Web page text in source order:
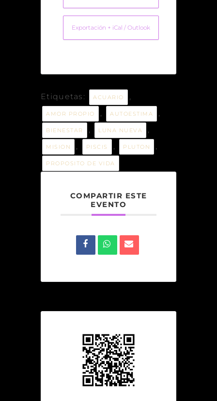
Exportación + iCal / Outlook
Etiquetas: ACUARIO
AMOR PROPIO AUTOESTIMA
BIENESTAR LUNA NUEVA
MISION PISCIS PLUTON
PROPOSITO DE VIDA
COMPARTIR ESTE
EVENTO